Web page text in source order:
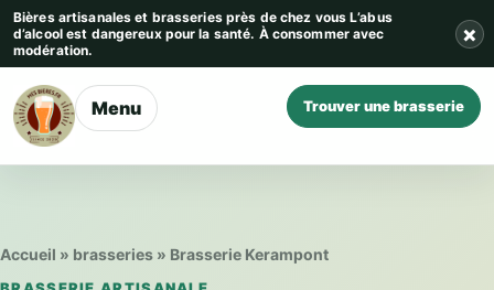
Aller au contenu
Bières artisanales et brasseries près de chez vous L’abus
d’alcool est dangereux pour la santé. À consommer avec
modération.
×
Menu Trouver une brasserie
Accueil » brasseries » Brasserie Kerampont